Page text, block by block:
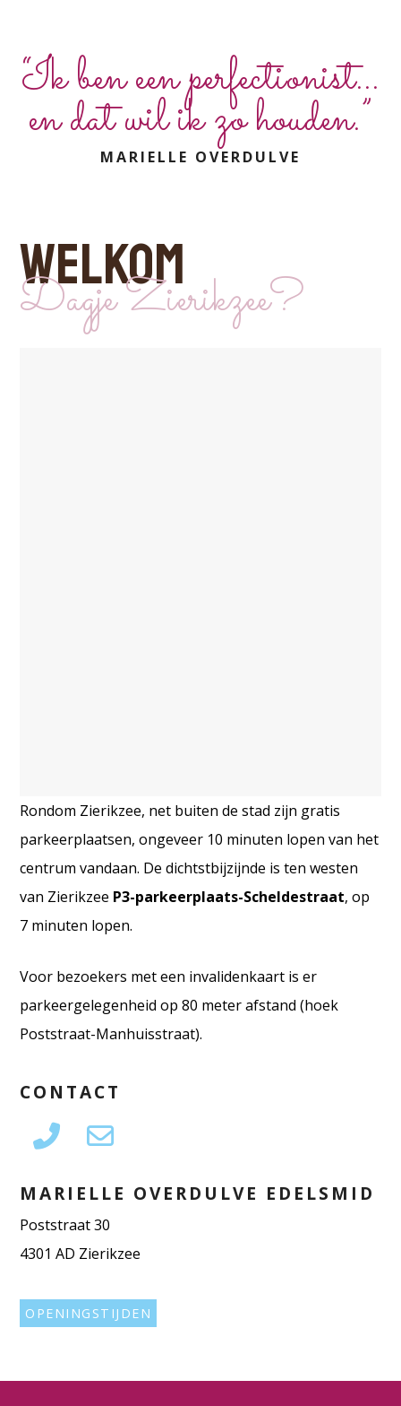
“Ik ben een perfectionist...
en dat wil ik zo houden.”
MARIELLE OVERDULVE
WELKOM
Dagje Zierikzee?
Rondom Zierikzee, net buiten de stad zijn gratis
parkeerplaatsen, ongeveer 10 minuten lopen van het
centrum vandaan. De dichtstbijzijnde is ten westen
van Zierikzee P3-parkeerplaats-Scheldestraat, op
7 minuten lopen.
Voor bezoekers met een invalidenkaart is er
parkeergelegenheid op 80 meter afstand (hoek
Poststraat-Manhuisstraat).
CONTACT
MARIELLE OVERDULVE EDELSMID
Poststraat 30
4301 AD Zierikzee
OPENINGSTIJDEN